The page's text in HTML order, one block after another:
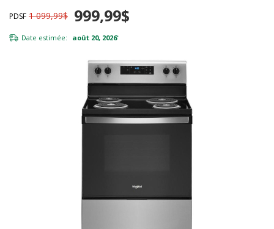
PDSF 1 099,99$ 999,99$
Date estimée: août 20, 2026*